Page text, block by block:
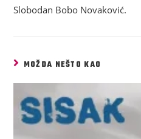
Slobodan Bobo Novaković.
MOŽDA NEŠTO KAO